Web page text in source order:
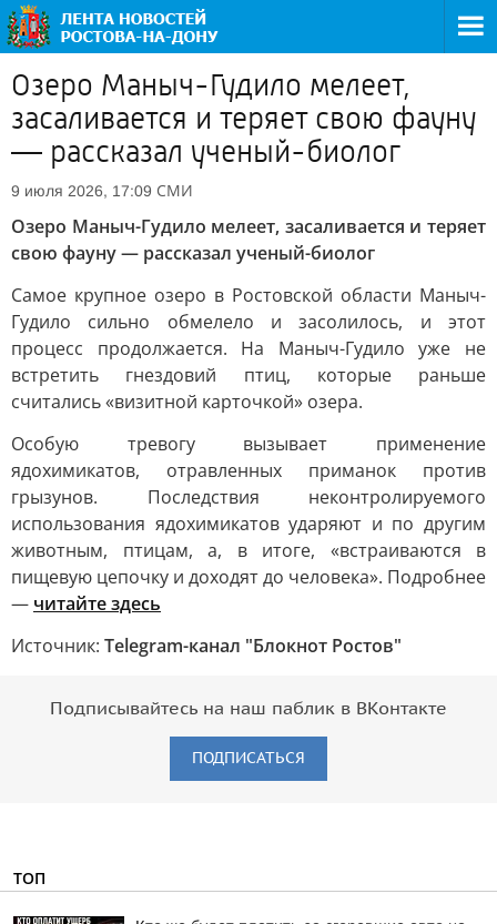
Озеро Маныч-Гудило мелеет,
засаливается и теряет свою фауну
— рассказал ученый-биолог
9 июля 2026, 17:09 СМИ
Озеро Маныч-Гудило мелеет, засаливается и теряет
свою фауну — рассказал ученый-биолог
Самое крупное озеро в Ростовской области Маныч-
Гудило сильно обмелело и засолилось, и этот
процесс продолжается. На Маныч-Гудило уже не
встретить гнездовий птиц, которые раньше
считались «визитной карточкой» озера.
Особую тревогу вызывает применение
ядохимикатов, отравленных приманок против
грызунов. Последствия неконтролируемого
использования ядохимикатов ударяют и по другим
животным, птицам, а, в итоге, «встраиваются в
пищевую цепочку и доходят до человека». Подробнее
— читайте здесь
Источник: Telegram-канал "Блокнот Ростов"
Подписывайтесь на наш паблик в ВКонтакте
ПОДПИСАТЬСЯ
ТОП